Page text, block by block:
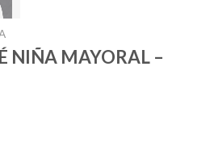
NIÑA MAYORAL –